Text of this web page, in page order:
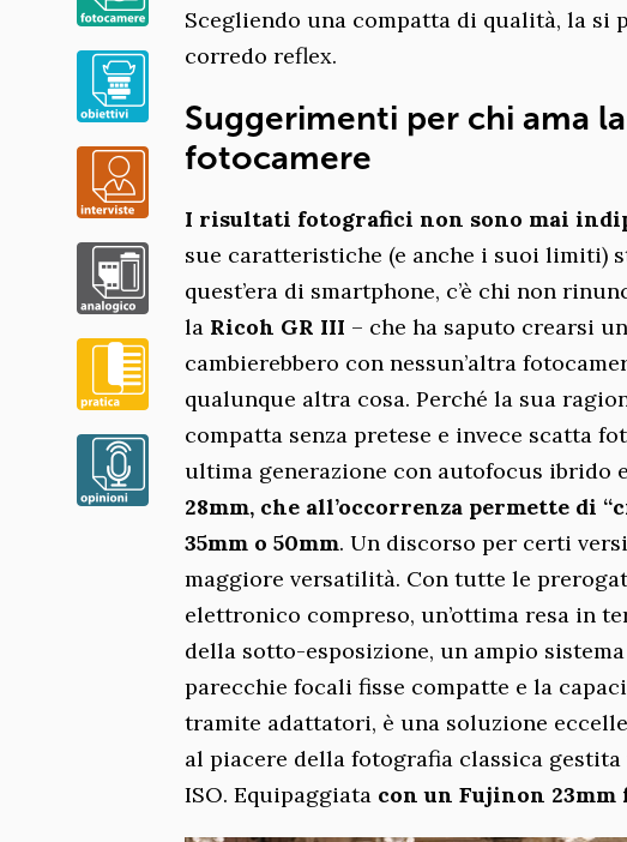
Scegliendo una compatta di qualità, la si
corredo reflex.
Suggerimenti per chi ama
fotocamere
I risultati fotografici non sono mai
sue caratteristiche (e anche i suoi limiti)
quest’era di smartphone, c’è chi non
la Ricoh GR III – che ha saputo crearsi
cambierebbero con nessun’altra
qualunque altra cosa. Perché la sua
compatta senza pretese e invece scatta
ultima generazione con autofocus ibrido
28mm, che all’occorrenza permette di
35mm o 50mm. Un discorso per certi
maggiore versatilità. Con tutte le
elettronico compreso, un’ottima resa in
della sotto-esposizione, un ampio
parecchie focali fisse compatte e la
tramite adattatori, è una soluzione
al piacere della fotografia classica
ISO. Equipaggiata con un Fujinon